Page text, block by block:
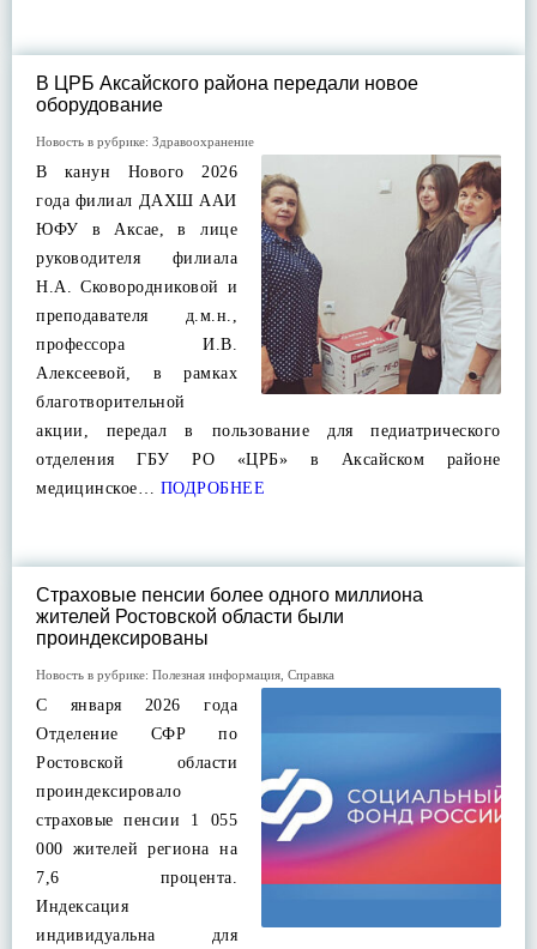
В ЦРБ Аксайского района передали новое
оборудование
Новость в рубрике: Здравоохранение
В канун Нового 2026
года филиал ДАХШ ААИ
ЮФУ в Аксае, в лице
руководителя филиала
Н.А. Сковородниковой и
преподавателя д.м.н.,
профессора И.В.
Алексеевой, в рамках
благотворительной
акции, передал в пользование для педиатрического
отделения ГБУ РО «ЦРБ» в Аксайском районе
медицинское… ПОДРОБНЕЕ
Cтраховые пенсии более одного миллиона
жителей Ростовской области были
проиндексированы
Новость в рубрике: Полезная информация Справка
C января 2026 года
Отделение СФР по
Ростовской области
проиндексировало
страховые пенсии 1 055
000 жителей региона на
7,6 процента.
Индексация
индивидуальна для